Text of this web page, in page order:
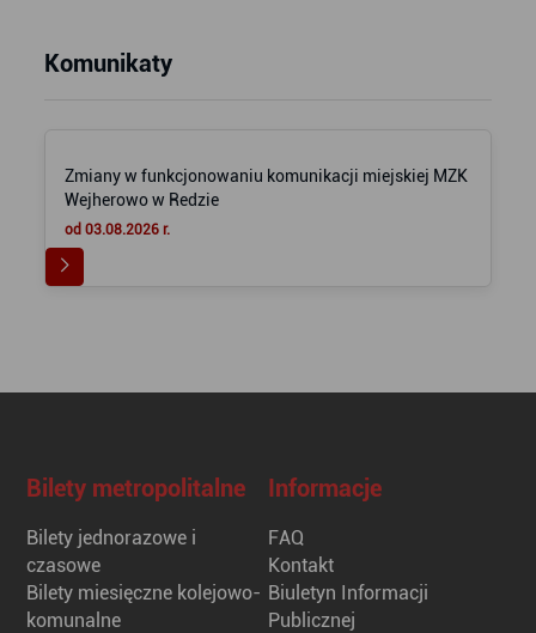
Komunikaty
Zmiany w funkcjonowaniu komunikacji miejskiej MZK
Wejherowo w Redzie
od 03.08.2026 r.
Bilety metropolitalne
Bilety jednorazowe i
czasowe
Bilety miesięczne kolejowo-
komunalne
Informacje
FAQ
Kontakt
Biuletyn Informacji
Publicznej